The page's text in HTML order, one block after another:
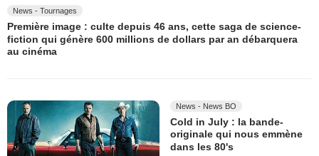
News - Tournages
Première image : culte depuis 46 ans, cette saga de science-
fiction qui génère 600 millions de dollars par an débarquera
au cinéma
News - News BO
Cold in July : la bande-
originale qui nous emmène
dans les 80's